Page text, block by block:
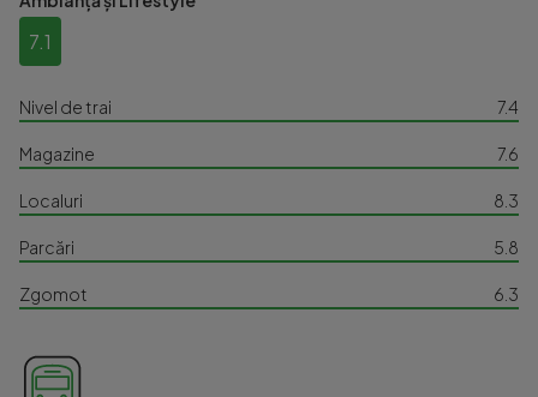
7.1
Nivel de trai 7.4
Magazine 7.6
Localuri 8.3
Parcări 5.8
Zgomot 6.3